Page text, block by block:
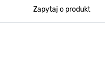
Zapytaj o produkt